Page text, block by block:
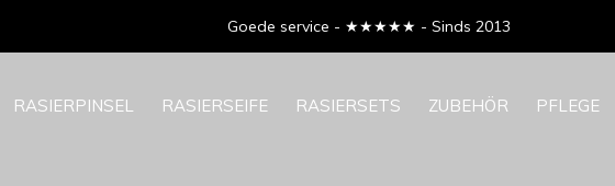
RASIERPINSEL RASIERSEIFE RASIERSETS ZUBEHÖR PFLEGE
Goede service - ★★★★★ - Sinds 2013